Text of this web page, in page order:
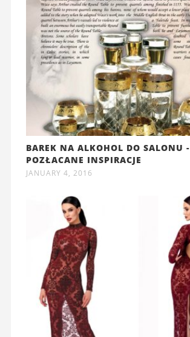
BAREK NA ALKOHOL DO SALONU -
POZŁACANE INSPIRACJE
JANUARY 4, 2016